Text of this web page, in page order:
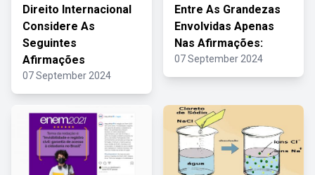
Direito Internacional
Considere As
Seguintes
Afirmações
07 September 2024
Entre As Grandezas
Envolvidas Apenas
Nas Afirmações:
07 September 2024